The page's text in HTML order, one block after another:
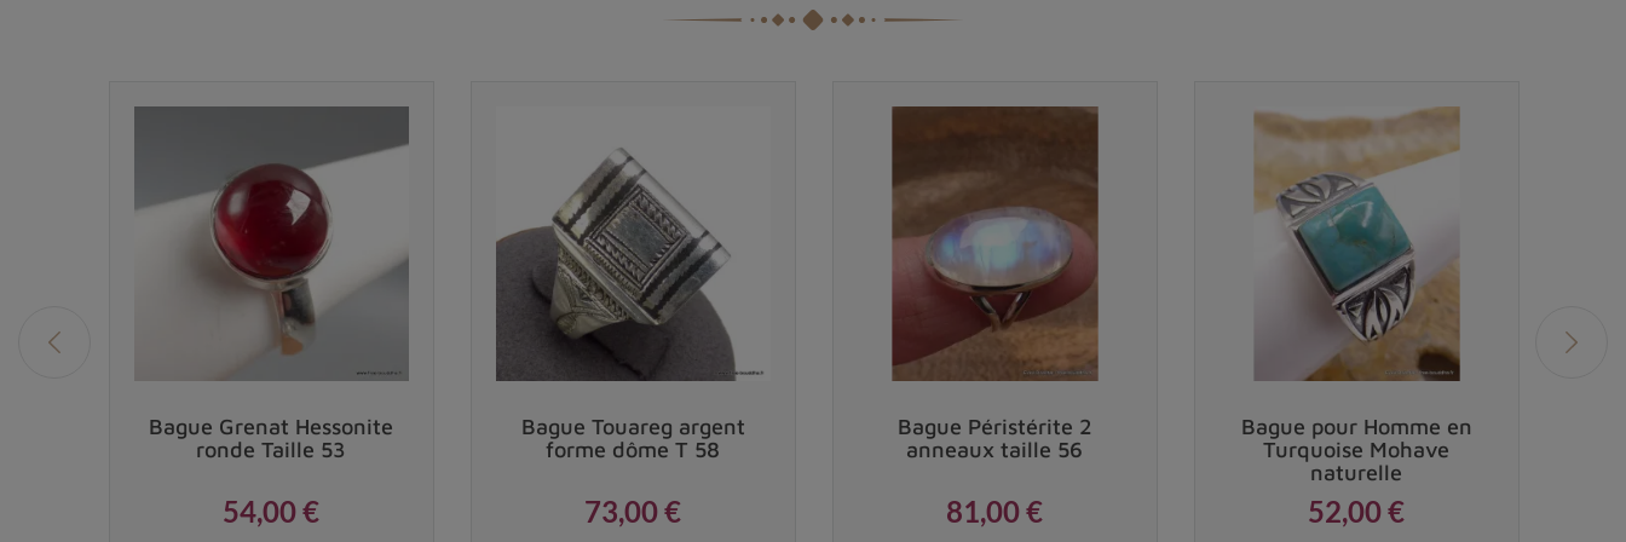
Bague Grenat Hessonite
ronde Taille 53
54,00 €
Bague Touareg argent
forme dôme T 58
73,00 €
Bague Péristérite 2
anneaux taille 56
81,00 €
Bague pour Homme en
Turquoise Mohave
naturelle
52,00 €